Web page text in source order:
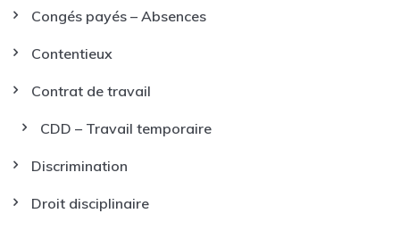
Congés payés – Absences
Contentieux
Contrat de travail
CDD – Travail temporaire
Discrimination
Droit disciplinaire